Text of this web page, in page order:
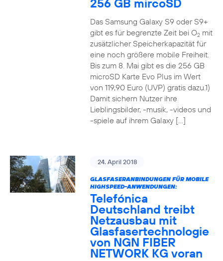
256 GB mircoSD
Das Samsung Galaxy S9 oder S9+
gibt es für begrenzte Zeit bei O2mit
zusätzlicher Speicherkapazität für
eine noch größere mobile Freiheit.
Bis zum 8. Mai gibt es die 256 GB
microSD Karte Evo Plus im Wert
von 119,90 Euro (UVP) gratis dazu.1)
Damit sichern Nutzer ihre
Lieblingsbilder, -musik, -videos und
-spiele auf ihrem Galaxy […]
24. April 2018
GLASFASERANBINDUNGEN FÜR MOBILE
HIGHSPEED-ANWENDUNGEN:
Telefónica
Deutschland treibt
Netzausbau mit
Glasfasertechnologie
von NGN FIBER
NETWORK KG voran